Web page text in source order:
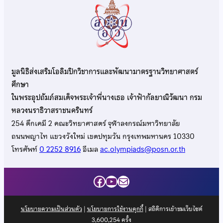
มูลนิธิส่งเสริมโอลิมปิกวิชาการและพัฒนามาตรฐานวิทยาศาสตร์
ศึกษา
ในพระอุปถัมภ์สมเด็จพระเจ้าพี่นางเธอ เจ้าฟ้ากัลยาณิวัฒนา กรม
หลวงนราธิวาสราชนครินทร์
254 ตึกเคมี 2 คณะวิทยาศาสตร์ จุฬาลงกรณ์มหาวิทยาลัย
ถนนพญาไท แขวงวังใหม่ เขตปทุมวัน กรุงเทพมหานคร 10330
โทรศัพท์0 2252 8916อีเมลac.olympiads@posn.or.th
Facebook
YouTube
Mail
นโยบายความเป็นส่วนตัว| นโยบายการใช้งานคุกกี้| สถิติการเข้าชมเว็บไซต์
3,600,254ครั้ง